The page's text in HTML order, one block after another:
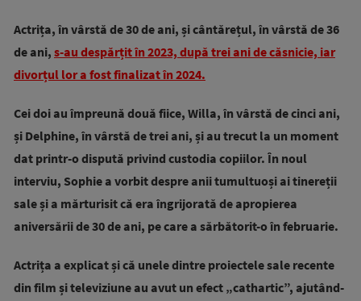
Actrița, în vârstă de 30 de ani, și cântărețul, în vârstă de 36
de ani, s-au despărțit în 2023, după trei ani de căsnicie, iar
divorțul lor a fost finalizat în 2024.
Cei doi au împreună două fiice, Willa, în vârstă de cinci ani,
și Delphine, în vârstă de trei ani, și au trecut la un moment
dat printr-o dispută privind custodia copiilor. În noul
interviu, Sophie a vorbit despre anii tumultuoși ai tinereții
sale și a mărturisit că era îngrijorată de apropierea
aniversării de 30 de ani, pe care a sărbătorit-o în februarie.
Actrița a explicat și că unele dintre proiectele sale recente
din film și televiziune au avut un efect „cathartic”, ajutând-